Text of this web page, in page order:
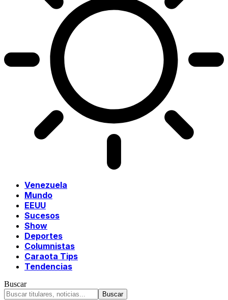
Venezuela
Mundo
EEUU
Sucesos
Show
Deportes
Columnistas
Caraota Tips
Tendencias
Buscar